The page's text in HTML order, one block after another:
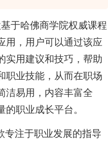
于哈佛商学院权威课程
用，用户可以通过该应
实用建议和技巧，帮助
职业技能，从而在职场
洁易用，内容丰富全
职业成长平台。
专注于职业发展的指导